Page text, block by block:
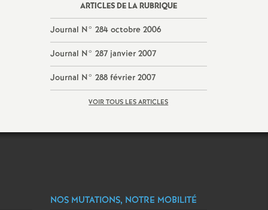
ARTICLES DE LA RUBRIQUE
Journal N° 284 octobre 2006
Journal N° 287 janvier 2007
Journal N° 288 février 2007
VOIR TOUS LES ARTICLES
NOS MUTATIONS, NOTRE MOBILITÉ